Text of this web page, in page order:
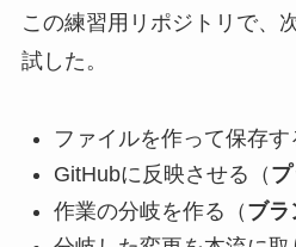
この練習用リポジトリで、
試した。
ファイルを作って保存す
GitHubに反映させる（
作業の分岐を作る（ ブラ